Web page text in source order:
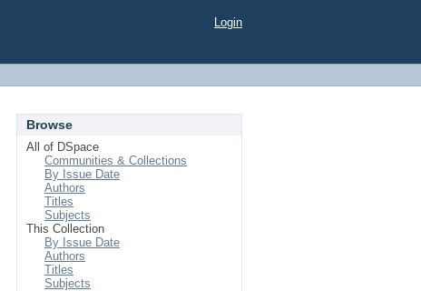
Login
Browse
All of DSpace
Communities & Collections
By Issue Date
Authors
Titles
Subjects
This Collection
By Issue Date
Authors
Titles
Subjects